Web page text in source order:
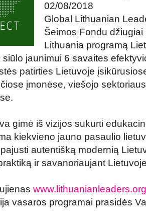
02/08/2018
Global Lithuanian
Šeimos Fondu
Lithuania programą
siūlo jaunimui 6 savaites
patirties Lietuvoje
įmonėse, viešojo
gimė iš vizijos sukurti
kiekvieno jauno pasaulio
autentišką modernią
ir savanoriaujant
vasaros programai prasidės